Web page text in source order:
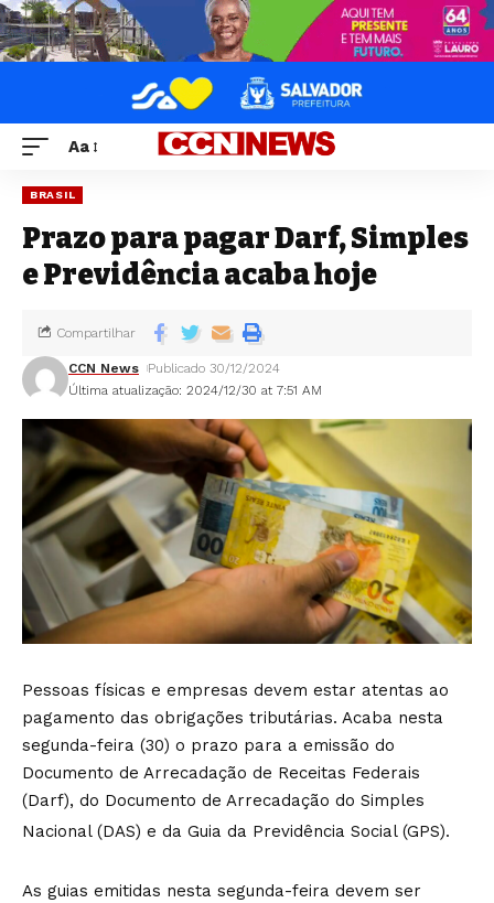
Aa
BRASIL
Prazo para pagar Darf, Simples
e Previdência acaba hoje
Última atualização: 2024/12/30 at 7:51 AM
CCN News Publicado 30/12/2024
Compartilhar
Pessoas físicas e empresas devem estar atentas ao
pagamento das obrigações tributárias. Acaba nesta
segunda-feira (30) o prazo para a emissão do
Documento de Arrecadação de Receitas Federais
(Darf), do Documento de Arrecadação do Simples
Nacional (DAS) e da Guia da Previdência Social (GPS).
As guias emitidas nesta segunda-feira devem ser